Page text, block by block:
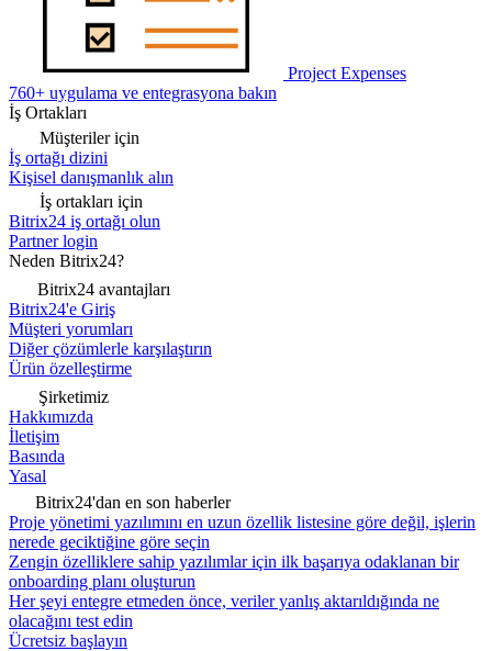
Project Expenses
760+ uygulama ve entegrasyona bakın
İş Ortakları
Müşteriler için
İş ortağı dizini
Kişisel danışmanlık alın
İş ortakları için
Bitrix24 iş ortağı olun
Partner login
Neden Bitrix24?
Bitrix24 avantajları
Bitrix24'e Giriş
Müşteri yorumları
Diğer çözümlerle karşılaştırın
Ürün özelleştirme
Şirketimiz
Hakkımızda
İletişim
Basında
Yasal
Bitrix24'dan en son haberler
Proje yönetimi yazılımını en uzun özellik listesine göre değil, işlerin
nerede geciktiğine göre seçin
Zengin özelliklere sahip yazılımlar için ilk başarıya odaklanan bir
onboarding planı oluşturun
Her şeyi entegre etmeden önce, veriler yanlış aktarıldığında ne
olacağını test edin
Ücretsiz başlayın